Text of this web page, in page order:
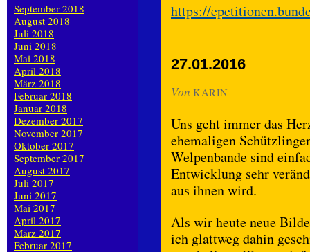
https://
27.01.2016
Von KARIN
Uns geht immer das
ehemaligen
Welpenbande sind
Entwicklung sehr
aus ihnen wird.
Als wir heute neue
ich glattweg dahin
September 2018
August 2018
Juli 2018
Juni 2018
Mai 2018
April 2018
März 2018
Februar 2018
Januar 2018
Dezember 2017
November 2017
Oktober 2017
September 2017
August 2017
Juli 2017
Juni 2017
Mai 2017
April 2017
März 2017
Februar 2017